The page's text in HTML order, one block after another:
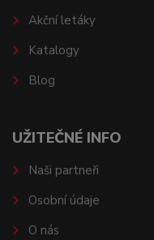
Akční letáky
Katalogy
Blog
UŽITEČNÉ INFO
Naši partneři
Osobní údaje
O nás